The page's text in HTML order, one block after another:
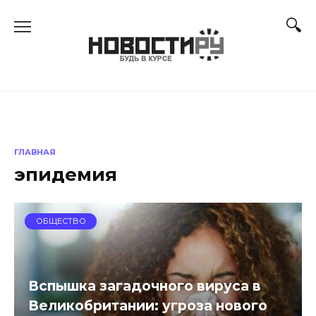
ГЛАВНАЯ
эпидемия
ОБЩЕСТВО
Вспышка загадочного вируса в
Великобритании: угроза нового